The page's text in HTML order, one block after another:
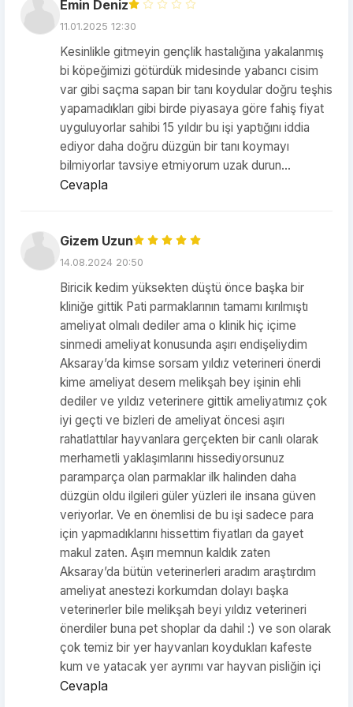
Emin Deniz
11.01.2025 12:30
Kesinlikle gitmeyin gençlik hastalığına yakalanmış
bi köpeğimizi götürdük midesinde yabancı cisim
var gibi saçma sapan bir tanı koydular doğru teşhis
yapamadıkları gibi birde piyasaya göre fahiş fiyat
uyguluyorlar sahibi 15 yıldır bu işi yaptığını iddia
ediyor daha doğru düzgün bir tanı koymayı
bilmiyorlar tavsiye etmiyorum uzak durun…
Cevapla
Gizem Uzun
14.08.2024 20:50
Biricik kedim yüksekten düştü önce başka bir
kliniğe gittik Pati parmaklarının tamamı kırılmıştı
ameliyat olmalı dediler ama o klinik hiç içime
sinmedi ameliyat konusunda aşırı endişeliydim
Aksaray’da kimse sorsam yıldız veterineri önerdi
kime ameliyat desem melikşah bey işinin ehli
dediler ve yıldız veterinere gittik ameliyatımız çok
iyi geçti ve bizleri de ameliyat öncesi aşırı
rahatlattılar hayvanlara gerçekten bir canlı olarak
merhametli yaklaşımlarını hissediyorsunuz
paramparça olan parmaklar ilk halinden daha
düzgün oldu ilgileri güler yüzleri ile insana güven
veriyorlar. Ve en önemlisi de bu işi sadece para
için yapmadıklarını hissettim fiyatları da gayet
makul zaten. Aşırı memnun kaldık zaten
Aksaray’da bütün veterinerleri aradım araştırdım
ameliyat anestezi korkumdan dolayı başka
veterinerler bile melikşah beyi yıldız veterineri
önerdiler buna pet shoplar da dahil :) ve son olarak
çok temiz bir yer hayvanları koydukları kafeste
kum ve yatacak yer ayrımı var hayvan pisliğin içi
Cevapla